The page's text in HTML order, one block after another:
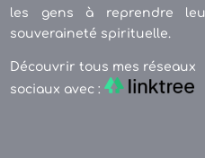
les gens à reprendre
souveraineté spirituelle.
Découvrir tous mes réseaux
sociaux avec :